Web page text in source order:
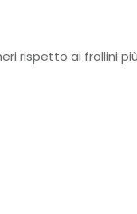
rispetto ai frollini